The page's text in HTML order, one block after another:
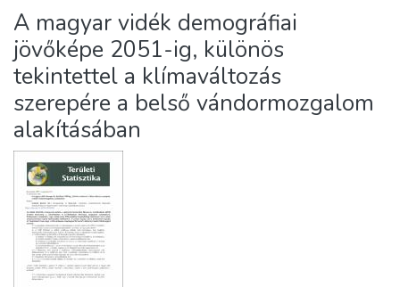
A magyar vidék demográfiai
jövőképe 2051-ig, különös
tekintettel a klímaváltozás
szerepére a belső vándormozgalom
alakításában